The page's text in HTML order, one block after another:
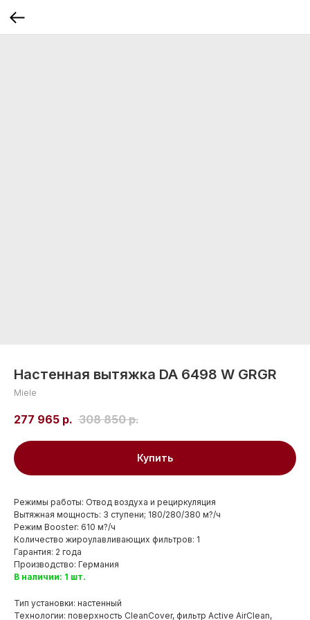
Настенная вытяжка DA 6498 W GRGR
Miele
277 965 р. 308 850 р.
Купить
Режимы работы: Отвод воздуха и рециркуляция
Вытяжная мощность: 3 ступени; 180/280/380 м?/ч
Режим Booster: 610 м?/ч
Количество жироулавливающих фильтров: 1
Гарантия: 2 года
Производство: Германия
В наличии: 1 шт.
Тип установки: настенный
Технологии: поверхность CleanCover, фильтр Active AirClean,